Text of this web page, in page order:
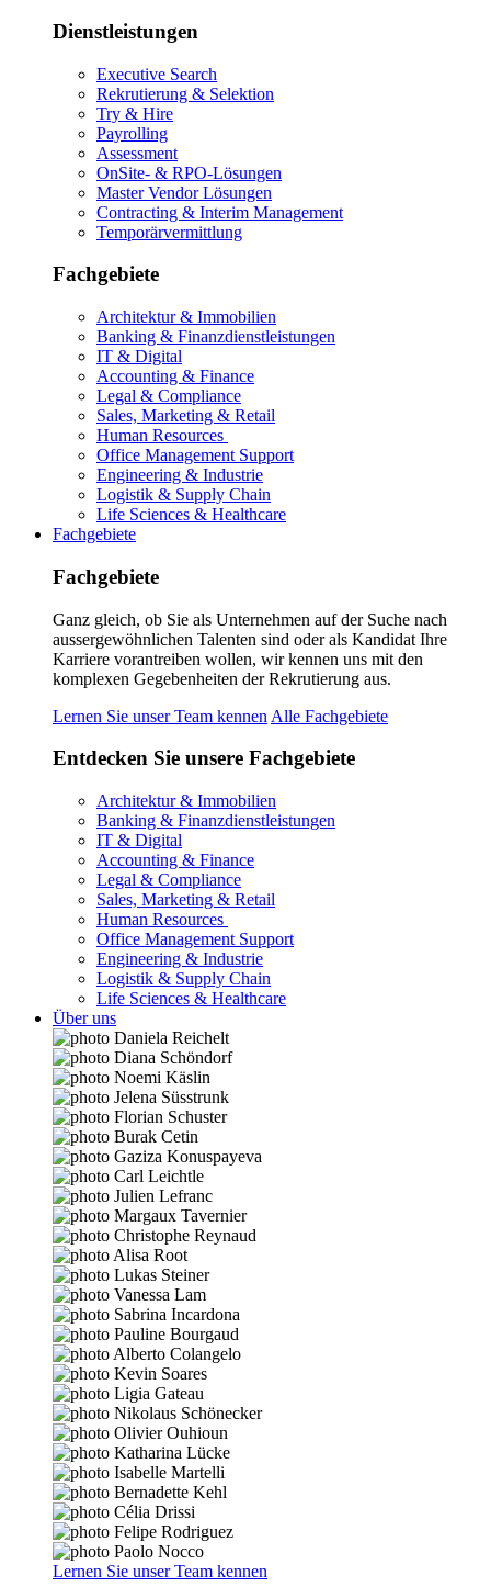
Dienstleistungen
Executive Search
Rekrutierung & Selektion
Try & Hire
Payrolling
Assessment
OnSite- & RPO-Lösungen
Master Vendor Lösungen
Contracting & Interim Management
Temporärvermittlung
Fachgebiete
Architektur & Immobilien
Banking & Finanzdienstleistungen
IT & Digital
Accounting & Finance
Legal & Compliance
Sales, Marketing & Retail
Human Resources
Office Management Support
Engineering & Industrie
Logistik & Supply Chain
Life Sciences & Healthcare
Fachgebiete
Fachgebiete
Ganz gleich, ob Sie als Unternehmen auf der Suche nach
aussergewöhnlichen Talenten sind oder als Kandidat Ihre
Karriere vorantreiben wollen, wir kennen uns mit den
komplexen Gegebenheiten der Rekrutierung aus.
Lernen Sie unser Team kennen Alle Fachgebiete
Entdecken Sie unsere Fachgebiete
Architektur & Immobilien
Banking & Finanzdienstleistungen
IT & Digital
Accounting & Finance
Legal & Compliance
Sales, Marketing & Retail
Human Resources
Office Management Support
Engineering & Industrie
Logistik & Supply Chain
Life Sciences & Healthcare
Über uns
Lernen Sie unser Team kennen